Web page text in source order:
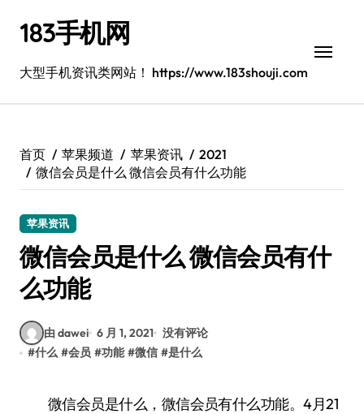
183手机网
大型手机资讯类网站！ https://www.183shouji.com
首页 苹果频道 苹果资讯
2021
微信会员是什么 微信会员有什么功能
苹果资讯
微信会员是什么 微信会员有什
么功能
由 dawei 6 月 1, 2021 没有评论
#什么 #会员 #功能 #微信 #是什么
微信会员是什么，微信会员有什么功能。4月21